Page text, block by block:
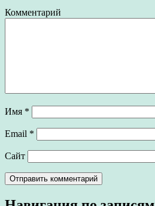
Комментарий
Имя *
Email *
Сайт